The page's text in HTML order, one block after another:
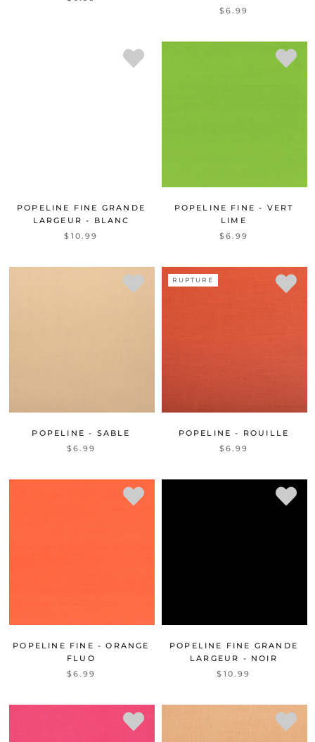
$6.99
POPELINE FINE GRANDE
LARGEUR - BLANC
$10.99
POPELINE FINE - VERT
LIME
$6.99
POPELINE - SABLE
$6.99
RUPTURE
POPELINE - ROUILLE
$6.99
POPELINE FINE - ORANGE
FLUO
$6.99
POPELINE FINE GRANDE
LARGEUR - NOIR
$10.99